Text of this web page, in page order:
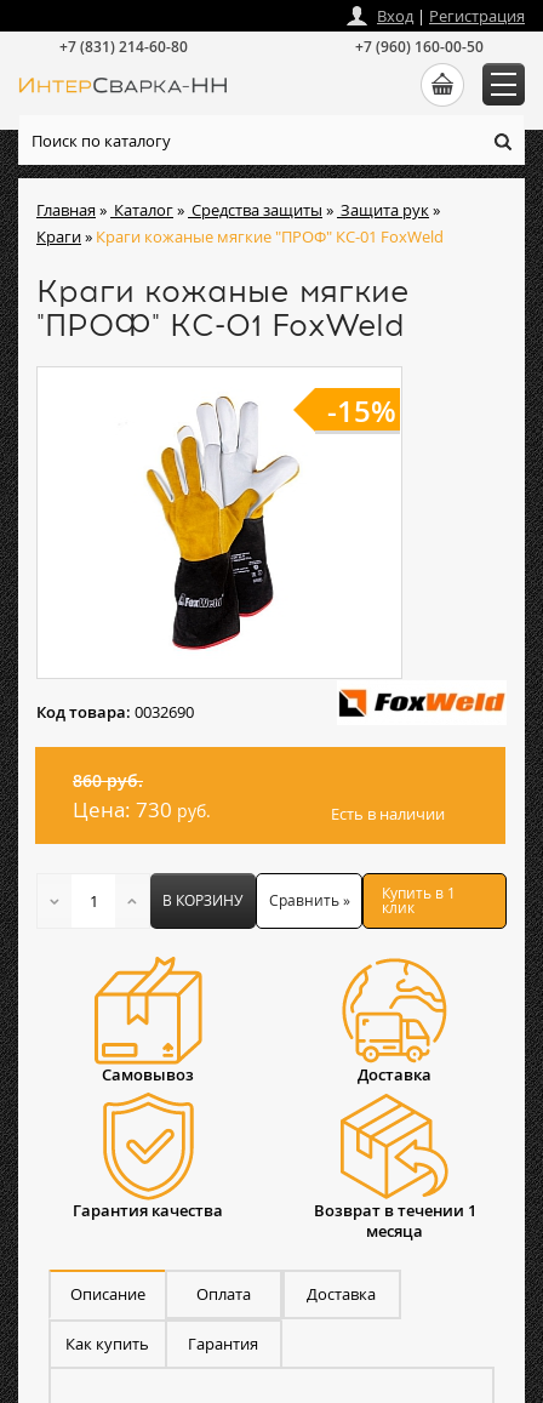
Главная» Каталог» Средства защиты » Защита рук»
Краги» Краги кожаные мягкие "ПРОФ" КС-01 FoxWeld
Краги кожаные мягкие
"ПРОФ" КС-01 FoxWeld
-15%
Код товара: 0032690
860 руб.
Цена: 730 руб. Есть в наличии
В КОРЗИНУ Сравнить » Купить в 1
клик
Самовывоз Доставка
Гарантия качества
Возврат в течении 1
месяца
Описание Оплата Доставка
Как купить Гарантия
Вход| Регистрация
+7 (831) 214-60-80 +7 (960) 160-00-50